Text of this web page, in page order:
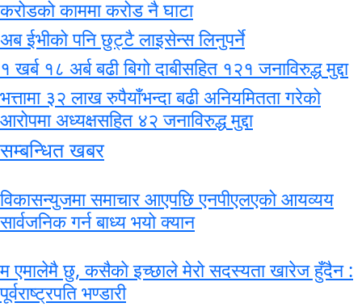
करोडको काममा करोड नै घाटा
अब ईभीको पनि छुट्टै लाइसेन्स लिनुपर्ने
१ खर्ब १८ अर्ब बढी बिगो दाबीसहित १२१ जनाविरुद्ध मुद्दा
भत्तामा ३२ लाख रुपैयाँभन्दा बढी अनियमितता गरेको
आरोपमा अध्यक्षसहित ४२ जनाविरुद्ध मुद्दा
सम्बन्धित खबर
विकासन्युजमा समाचार आएपछि एनपीएलएको आयव्यय
सार्वजनिक गर्न बाध्य भयो क्यान
म एमालेमै छु, कसैकाे इच्छाले मेरो सदस्यता खारेज हुँदैन :
पूर्वराष्ट्रपति भण्डारी